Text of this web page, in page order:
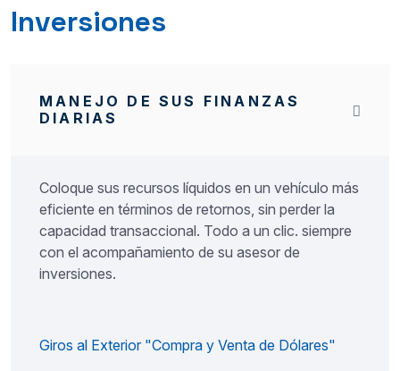
Inversiones
MANEJO DE SUS FINANZAS
DIARIAS
Coloque sus recursos líquidos en un vehículo más
eficiente en términos de retornos, sin perder la
capacidad transaccional. Todo a un clic. siempre
con el acompañamiento de su asesor de
inversiones.
Giros al Exterior "Compra y Venta de Dólares"